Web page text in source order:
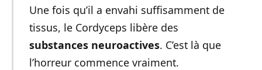
Une fois qu’il a envahi suffisamment de
tissus, le Cordyceps libère des
substances neuroactives. C’est là que
l’horreur commence vraiment.